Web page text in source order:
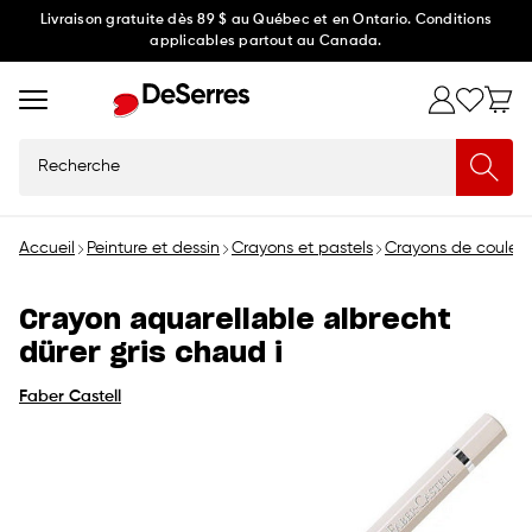
Ignorer
au
Livraison gratuite dès 89 $ au Québec et en Ontario. Conditions
applicables partout au Canada.
Accueil Peinture et dessin Crayons et pastels Crayons de
Crayon aquarellable albrecht
dürer gris chaud i
Faber Castell